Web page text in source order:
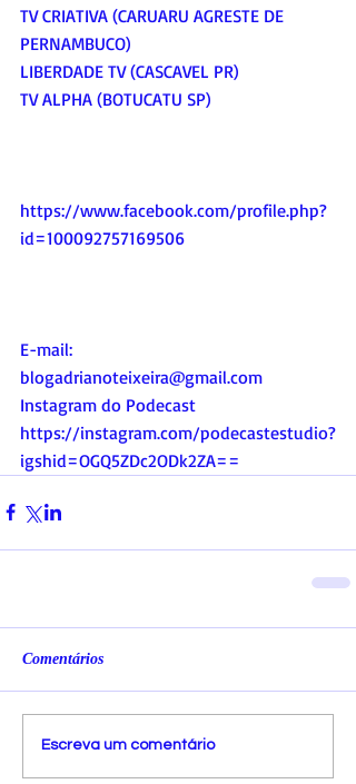
TV CRIATIVA (CARUARU AGRESTE DE
PERNAMBUCO)
LIBERDADE TV (CASCAVEL PR)
TV ALPHA (BOTUCATU SP)
https://www.facebook.com/profile.php?
id=100092757169506
E-mail:
blogadrianoteixeira@gmail.com
Instagram do Podecast
https://instagram.com/podecastestudio?
igshid=OGQ5ZDc2ODk2ZA==
Comentários
Escreva um comentário